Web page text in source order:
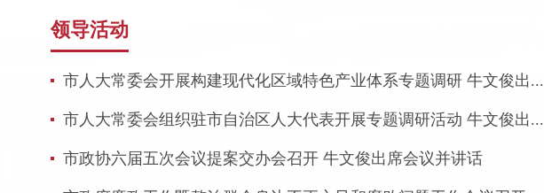
领导活动
市人大常委会开展构建现代化区域特色产业体系专题调研 牛文俊出...
市人大常委会组织驻市自治区人大代表开展专题调研活动 牛文俊出...
市政协六届五次会议提案交办会召开 牛文俊出席会议并讲话